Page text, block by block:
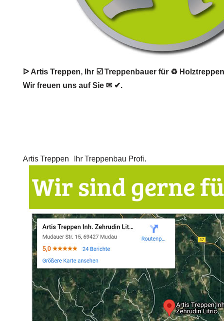
ᐅ Artis Treppen, Ihr ☑️ Treppenbauer für ♻
Wir freuen uns auf Sie ✉ ✔.
Artis Treppen Ihr Treppenbau Profi.